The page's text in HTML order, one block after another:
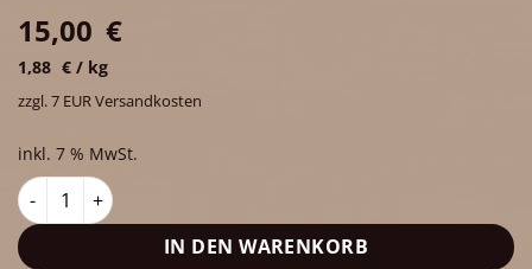
15,00 €
1,88 € / kg
zzgl. 7 EUR Versandkosten
inkl. 7 % MwSt.
8er Geschenkbox (mit und ohne Alkohol) Menge
IN DEN WARENKORB